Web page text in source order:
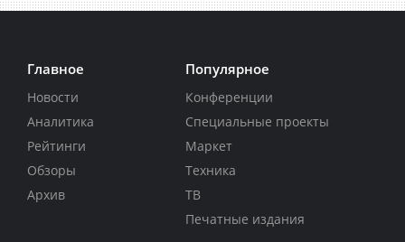
Главное
Новости
Аналитика
Рейтинги
Обзоры
Архив
Популярное
Конференции
Специальные проекты
Маркет
Техника
ТВ
Печатные издания